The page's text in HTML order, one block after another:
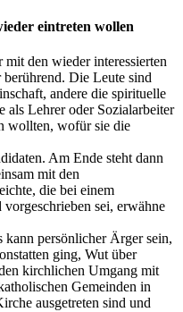
eintreten wollen
den wieder interessierten
Die Leute sind
andere die spirituelle
als Lehrer oder Sozialarbeiter
wollten, wofür sie die
Am Ende steht dann
mit den
die bei einem
sei, erwähne
kann persönlicher Ärger sein,
ging, Wut über
kirchlichen Umgang mit
Gemeinden in
ausgetreten sind und